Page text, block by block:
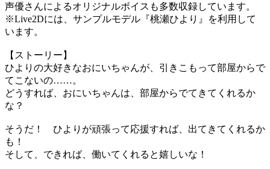
声優さんによるオリジナルボイスも多数収録しています。
※Live2Dには、サンプルモデル『桃瀬ひより』を利用して
います。
【ストーリー】
ひよりの大好きなおにいちゃんが、引きこもって部屋からで
てこないの……。
どうすれば、おにいちゃんは、部屋からでてきてくれるか
な？
そうだ！ ひよりが頑張って応援すれば、出てきてくれるか
も！
そして、できれば、働いてくれると嬉しいな！